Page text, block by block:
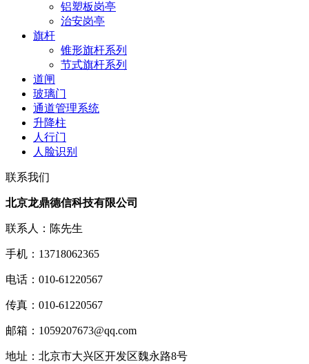
铝塑板岗亭
治安岗亭
旗杆
锥形旗杆系列
节式旗杆系列
道闸
玻璃门
通道管理系统
升降柱
人行门
人脸识别
联系我们
北京龙鼎德信科技有限公司
联系人：陈先生
手机：13718062365
电话：010-61220567
传真：010-61220567
邮箱：1059207673@qq.com
地址：北京市大兴区开发区魏永路8号